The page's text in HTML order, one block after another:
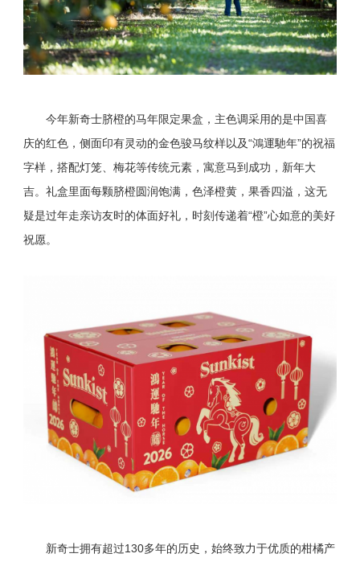
今年新奇士脐橙的马年限定果盒，主色调采用的是中国喜
庆的红色，侧面印有灵动的金色骏马纹样以及“鴻運馳年”的祝福
字样，搭配灯笼、梅花等传统元素，寓意马到成功，新年大
吉。礼盒里面每颗脐橙圆润饱满，色泽橙黄，果香四溢，这无
疑是过年走亲访友时的体面好礼，时刻传递着“橙”心如意的美好
祝愿。
新奇士拥有超过130多年的历史，始终致力于优质的柑橘产